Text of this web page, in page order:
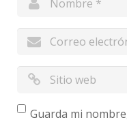
Guarda mi